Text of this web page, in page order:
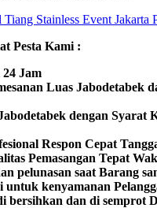
Pesta Kami :
Jam
Luas Jabodetabek
dengan Syarat
Respon Cepat
Pemasangan Tepat
pelunasan saat Barang
untuk kenyamanan
bersihkan dan di semprot